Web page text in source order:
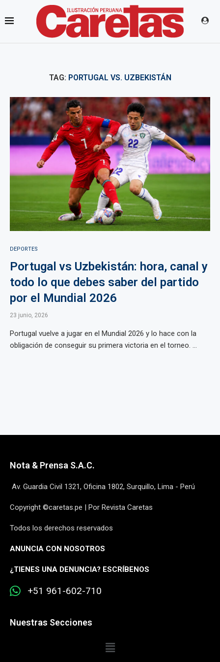
TAG: PORTUGAL VS. UZBEKISTÁN
DEPORTES
Portugal vs Uzbekistán: hora, canal y
todo lo que debes saber del partido
por el Mundial 2026
23 junio, 2026
Portugal vuelve a jugar en el Mundial 2026 y lo hace con la
obligación de conseguir su primera victoria en el torneo. ...
Nota & Prensa S.A.C.
Av. Guardia Civil 1321, Oficina 1802, Surquillo, Lima - Perú
Copyright ©caretas.pe | Por Revista Caretas
Todos los derechos reservados
ANUNCIA CON NOSOTROS
¿TIENES UNA DENUNCIA? ESCRÍBENOS
+51 961-602-710
Nuestras Secciones